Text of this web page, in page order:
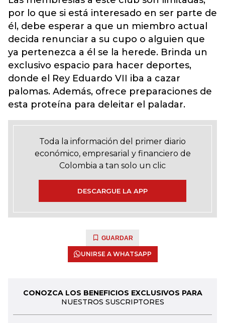
por lo que si está interesado en ser parte de
él, debe esperar a que un miembro actual
decida renunciar a su cupo o alguien que
ya pertenezca a él se la herede. Brinda un
exclusivo espacio para hacer deportes,
donde el Rey Eduardo VII iba a cazar
palomas. Además, ofrece preparaciones de
esta proteína para deleitar el paladar.
Toda la información del primer diario
económico, empresarial y financiero de
Colombia a tan solo un clic
DESCARGUE LA APP
GUARDAR
UNIRSE A WHATSAPP
CONOZCA LOS BENEFICIOS EXCLUSIVOS PARA
NUESTROS SUSCRIPTORES